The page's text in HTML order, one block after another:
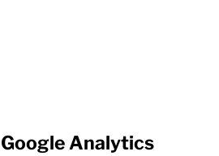
Google Analytics